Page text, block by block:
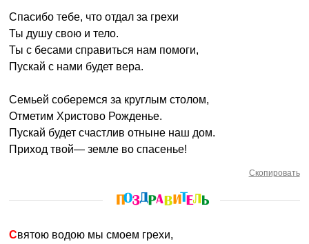
Спасибо тебе, что отдал за грехи
Ты душу свою и тело.
Ты с бесами справиться нам помоги,
Пускай с нами будет вера.
Семьей соберемся за круглым столом,
Отметим Христово Рожденье.
Пускай будет счастлив отныне наш дом.
Приход твой— земле во спасенье!
Скопировать
Святою водою мы смоем грехи,